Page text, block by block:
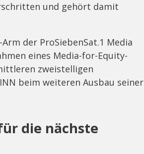
und gehört damit
der ProSiebenSat.1 Media
eines Media-for-Equity-
zweistelligen
beim weiteren Ausbau seiner
die nächste